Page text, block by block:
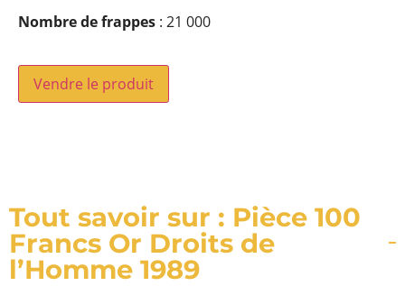
Nombre de frappes : 21 000
Vendre le produit
Tout savoir sur : Pièce 100
Francs Or Droits de
l’Homme 1989